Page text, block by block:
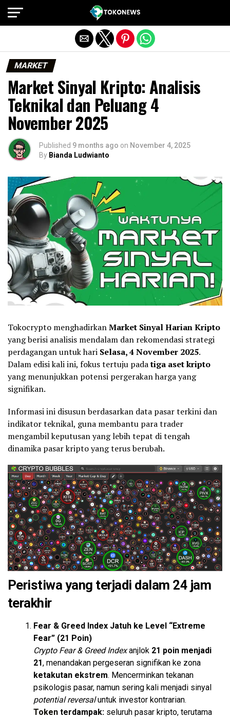
MARKET
Market Sinyal Kripto: Analisis
Teknikal dan Peluang 4
November 2025
Published 9 months ago on November 4, 2025
By Bianda Ludwianto
Tokocrypto menghadirkanMarket Sinyal Harian Kripto
yang berisi analisis mendalam dan rekomendasi strategi
perdagangan untuk hari Selasa, 4 November 2025.
Dalam edisi kali ini, fokus tertuju padatiga aset kripto
yang menunjukkan potensi pergerakan harga yang
signifikan.
Informasi ini disusun berdasarkan data pasar terkini dan
indikator teknikal, guna membantu para trader
mengambil keputusan yang lebih tepat di tengah
dinamika pasar kripto yang terus berubah.
Peristiwa yang terjadi dalam 24 jam
terakhir
Fear & Greed Index Jatuh ke Level “Extreme
Fear” (21 Poin)
Crypto Fear & Greed Indexanjlok 21 poin menjadi
21, menandakan pergeseran signifikan ke zona
ketakutan ekstrem. Mencerminkan tekanan
psikologis pasar, namun sering kali menjadi sinyal
potential reversaluntuk investor kontrarian.
Token terdampak: seluruh pasar kripto, terutama
Exit mobile version